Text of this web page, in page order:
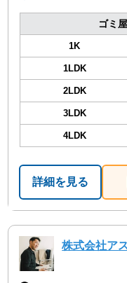
ゴミ
1K
1LDK
2LDK
3LDK
4LDK
詳細を見る
株式会社ア